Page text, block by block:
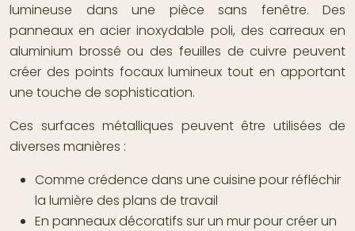
lumineuse dans une pièce sans fenêtre. Des
panneaux en acier inoxydable poli, des carreaux en
aluminium brossé ou des feuilles de cuivre peuvent
créer des points focaux lumineux tout en apportant
une touche de sophistication.
Ces surfaces métalliques peuvent être utilisées de
diverses manières :
Comme crédence dans une cuisine pour réfléchir
la lumière des plans de travail
En panneaux décoratifs sur un mur pour créer un